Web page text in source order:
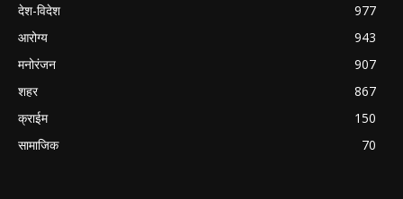
देश-विदेश
977
आरोग्य
943
मनोरंजन
907
शहर
867
क्राईम
150
सामाजिक
70